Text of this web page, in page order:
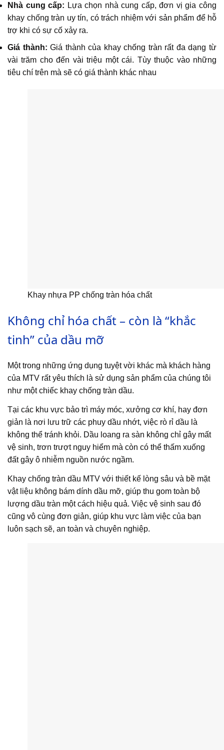
Nhà cung cấp: Lựa chọn nhà cung cấp, đơn vị gia công
khay chống tràn uy tín, có trách nhiệm với sản phẩm để hỗ
trợ khi có sự cố xảy ra.
Giá thành: Giá thành của khay chống tràn rất đa dạng từ
vài trăm cho đến vài triệu một cái. Tùy thuộc vào những
tiêu chí trên mà sẽ có giá thành khác nhau
Khay nhựa PP chống tràn hóa chất
Không chỉ hóa chất – còn là “khắc
tinh” của dầu mỡ
Một trong những ứng dụng tuyệt vời khác mà khách hàng
của MTV rất yêu thích là sử dụng sản phẩm của chúng tôi
như một chiếc khay chống tràn dầu.
Tại các khu vực bảo trì máy móc, xưởng cơ khí, hay đơn
giản là nơi lưu trữ các phuy dầu nhớt, việc rò rỉ dầu là
không thể tránh khỏi. Dầu loang ra sàn không chỉ gây mất
vệ sinh, trơn trượt nguy hiểm mà còn có thể thấm xuống
đất gây ô nhiễm nguồn nước ngầm.
Khay chống tràn dầu MTV với thiết kế lòng sâu và bề mặt
vật liệu không bám dính dầu mỡ, giúp thu gom toàn bộ
lượng dầu tràn một cách hiệu quả. Việc vệ sinh sau đó
cũng vô cùng đơn giản, giúp khu vực làm việc của bạn
luôn sạch sẽ, an toàn và chuyên nghiệp.